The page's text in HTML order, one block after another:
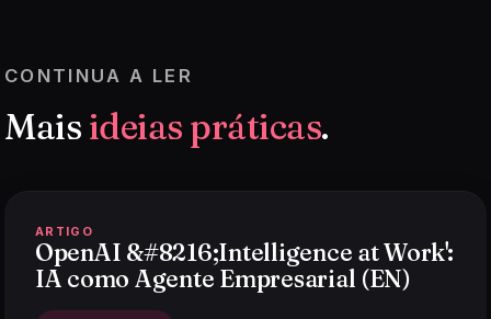
CONTINUA A LER
Mais ideias práticas.
ARTIGO
OpenAI &#8216;Intelligence at Work':
IA como Agente Empresarial (EN)